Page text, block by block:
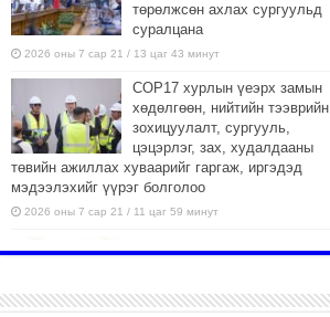
төрөлжсөн ахлах сургуульд
суралцана
2026 оны 7 сар 21 / 13 цаг 43 минут
COP17 хурлын үеэрх замын
хөдөлгөөн, нийтийн тээврийн
зохицуулалт, сургууль,
цэцэрлэг, зах, худалдааны
төвийн ажиллах хуваарийг гаргаж, иргэдэд
мэдээлэхийг үүрэг болголоо
2026 оны 7 сар 21 / 11 цаг 59 минут
сонирхлыг нэн тэргүүнд